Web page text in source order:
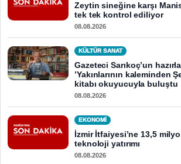
Zeytin sineğine karşı
tek tek kontrol ediliyor
08.08.2026
KÜLTÜR SANAT
Gazeteci Sarıkoç’un
’Yakınlarının kaleminden
kitabı okuyucuyla buluştu
08.08.2026
EKONOMI
İzmir İtfaiyesi’ne 13,5
teknoloji yatırımı
08.08.2026